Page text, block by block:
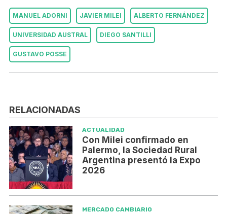
MANUEL ADORNI JAVIER MILEI ALBERTO FERNÁNDEZ
UNIVERSIDAD AUSTRAL DIEGO SANTILLI
GUSTAVO POSSE
RELACIONADAS
ACTUALIDAD
Con Milei confirmado en
Palermo, la Sociedad Rural
Argentina presentó la Expo
2026
MERCADO CAMBIARIO